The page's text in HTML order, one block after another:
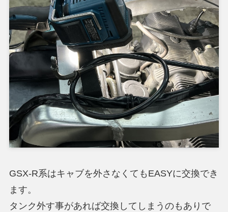
GSX-R系はキャブを外さなくてもEASYに交換でき
ます。
タンク外す事があれば交換してしまうのもありで